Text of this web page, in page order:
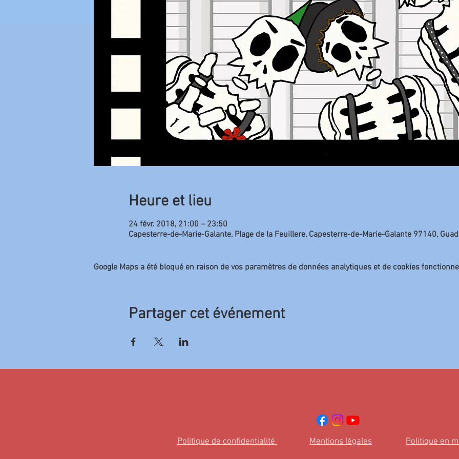
Heure et lieu
24 févr. 2018, 21:00 – 23:50
Capesterre-de-Marie-Galante, Plage de la Feuillere, Capesterre-de-Marie-Galante 97140,
Google Maps a été bloqué en raison de vos paramètres de données analytiques et de cookies
Partager cet événement
Politique de confidentialité Mentions légales Politique en